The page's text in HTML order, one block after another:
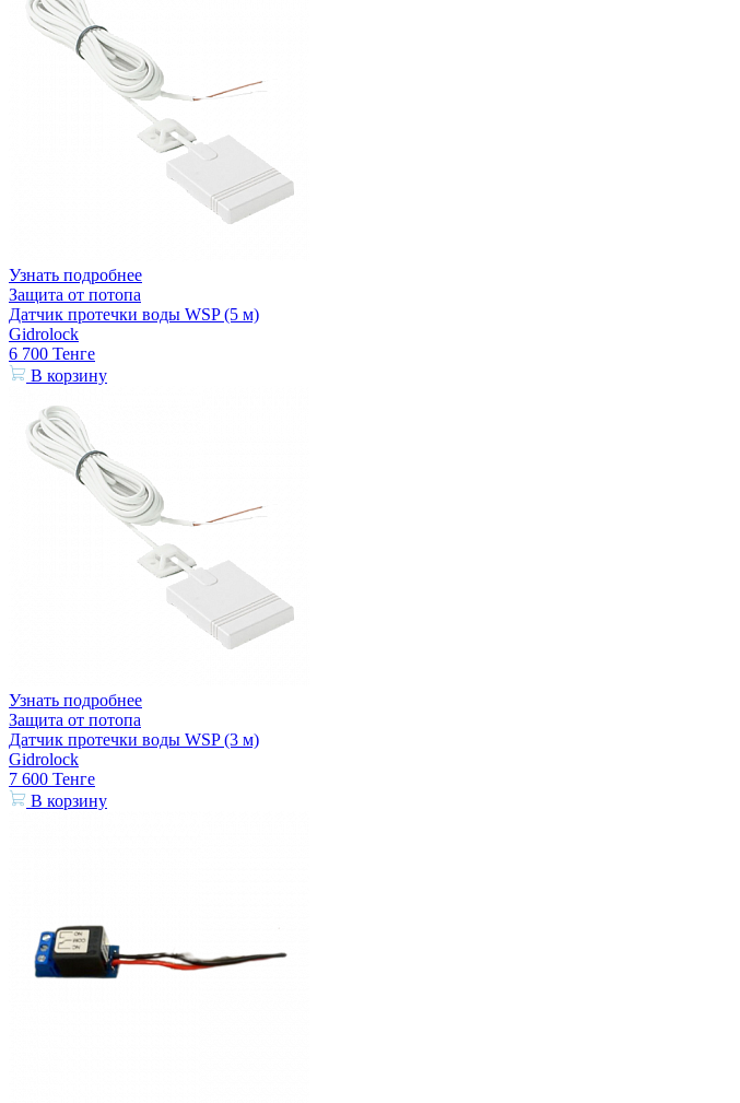
Узнать подробнее
Защита от потопа
Датчик протечки воды WSP (5 м)
Gidrolock
6 700 Тенге
В корзину
Узнать подробнее
Защита от потопа
Датчик протечки воды WSP (3 м)
Gidrolock
7 600 Тенге
В корзину